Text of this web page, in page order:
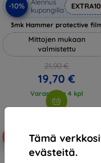
Tämä
evästeitä.
-10%
kupongilla
EXTRA10
3mk Hammer protective
Mittojen mukaan
valmistettu
21,90 €
19,70 €
Varastossa 4 kpl